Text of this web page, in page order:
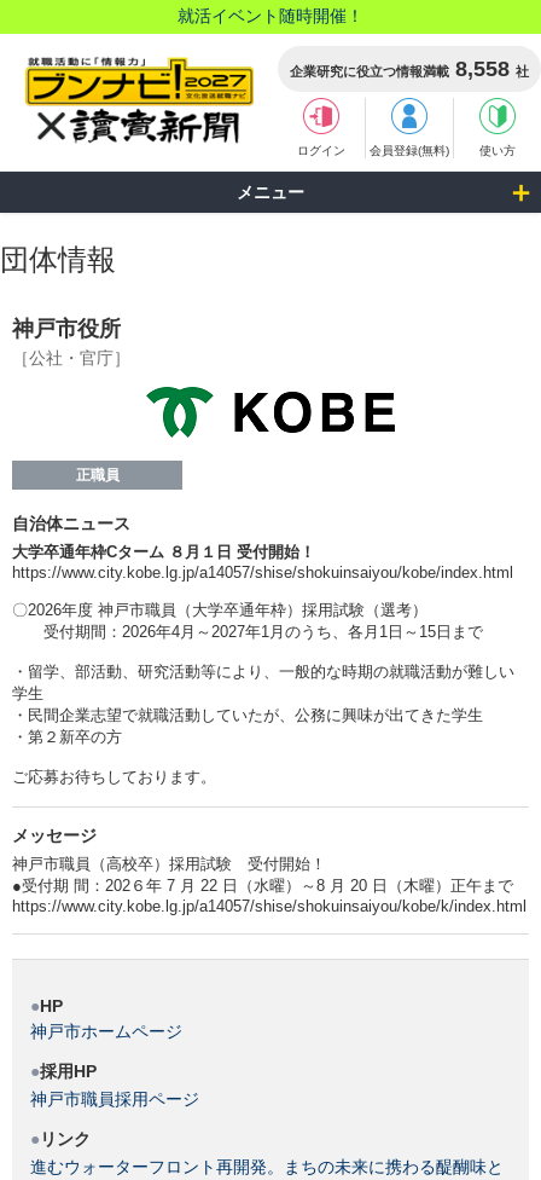
就活イベント随時開催！
企業研究に役立つ情報満載 8,558 社
ログイン 会員登録(無料) 使い方
メニュー
団体情報
神戸市役所
［公社・官庁］
正職員
自治体ニュース
大学卒通年枠Cターム ８月１日 受付開始！
https://www.city.kobe.lg.jp/a14057/shise/shokuinsaiyou/kobe/index.html
〇2026年度 神戸市職員（大学卒通年枠）採用試験（選考）
受付期間：2026年4月～2027年1月のうち、各月1日～15日まで
・留学、部活動、研究活動等により、一般的な時期の就職活動が難しい
学生
・民間企業志望で就職活動していたが、公務に興味が出てきた学生
・第２新卒の方
ご応募お待ちしております。
メッセージ
神戸市職員（高校卒）採用試験 受付開始！
●受付期 間：202６年 7 月 22 日（水曜）～8 月 20 日（木曜）正午まで
https://www.city.kobe.lg.jp/a14057/shise/shokuinsaiyou/kobe/k/index.html
HP
神戸市ホームページ
採用HP
神戸市職員採用ページ
リンク
進むウォーターフロント再開発。まちの未来に携わる醍醐味と